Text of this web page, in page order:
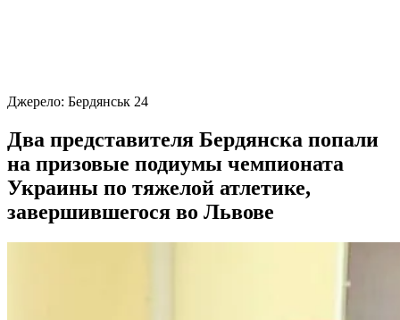
Джерело: Бердянськ 24
Два представителя Бердянска попали
на призовые подиумы чемпионата
Украины по тяжелой атлетике,
завершившегося во Львове